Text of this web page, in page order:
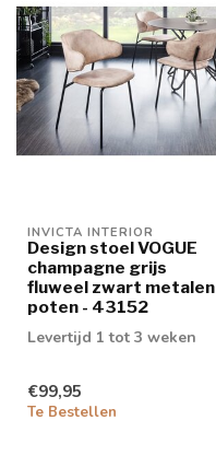
INVICTA INTERIOR
Design stoel VOGUE
champagne grijs
fluweel zwart metalen
poten - 43152
Levertijd 1 tot 3 weken
€99,95
Te Bestellen